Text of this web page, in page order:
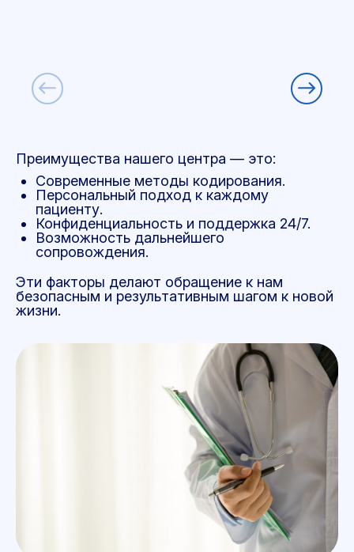
Преимущества нашего центра — это:
Современные методы кодирования.
Персональный подход к каждому
пациенту.
Конфиденциальность и поддержка 24/7.
Возможность дальнейшего
сопровождения.
Эти факторы делают обращение к нам
безопасным и результативным шагом к новой
жизни.